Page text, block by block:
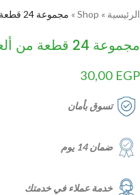
الرئيسية »
Shop
» مجموعة 24 قطعة من ألعاب الأصابع والتدوير من JLB
مجموعة 24 قطعة من ألعاب الأصابع والتدوير من JLB
30,00 EGP
تسوق بأمان
ضمان 14 يوم
خدمة عملاء في خدمتك